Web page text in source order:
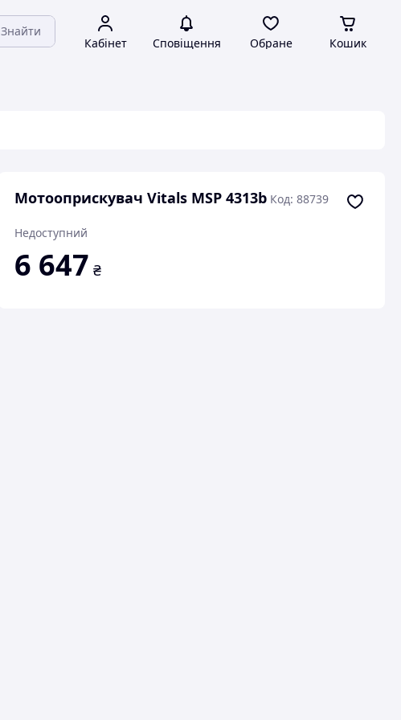
Знайти
Кабінет Сповіщення Обране Кошик
Мотооприскувач Vitals MSP 4313b Код: 88739
Недоступний
6 647 ₴